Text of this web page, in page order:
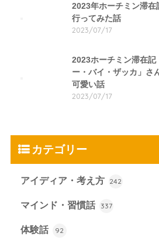
2023年ホーチミン滞在
行ってみた話
2023/07/17
2023ホーチミン滞在記
ー・バイ・ザッカ」さ
可愛い話
2023/07/17
カテゴリー
アイディア・考え方 242
マインド・習慣話 337
体験話 92